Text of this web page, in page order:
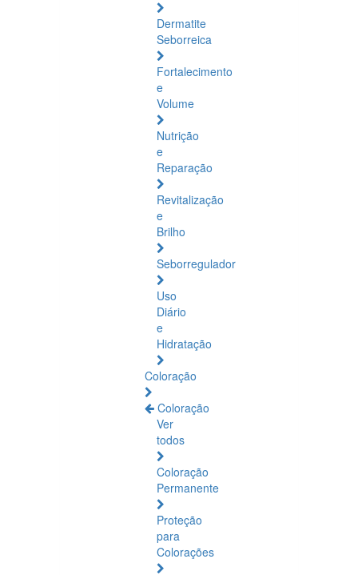
Dermatite
Seborreica
Fortalecimento
e
Volume
Nutrição
e
Reparação
Revitalização
e
Brilho
Seborregulador
Uso
Diário
e
Hidratação
Coloração
Coloração
Ver
todos
Coloração
Permanente
Proteção
para
Colorações